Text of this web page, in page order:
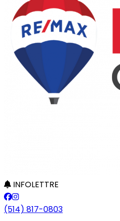
INFOLETTRE
(514) 817-0803